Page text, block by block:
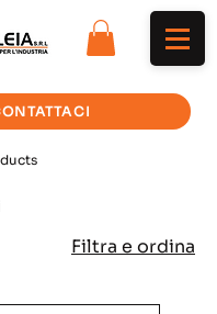
Filtra e ordina